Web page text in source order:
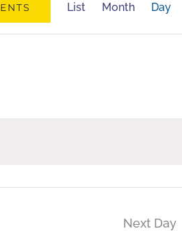
List Month Day
Next Day